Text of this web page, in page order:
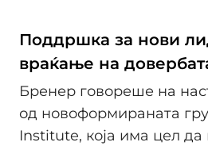
Поддршка за нови
враќање на
Бренер говореше на
од новоформираната
Institute, која има цел да